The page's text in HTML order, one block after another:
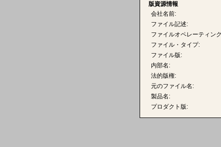
版資源情報
会社名前:
ファイル記述:
ファイルオペレーティン
ファイル・タイプ:
ファイル版:
内部名:
法的版権:
元のファイル名:
製品名:
プロダクト版: